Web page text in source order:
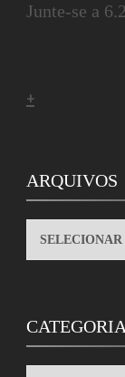
Junte-se a
+
ARQUIVOS
ARQUIVOS